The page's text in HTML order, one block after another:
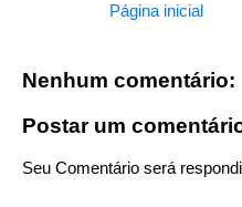
Página inicial
Nenhum comentário:
Postar um
Seu Comentário será